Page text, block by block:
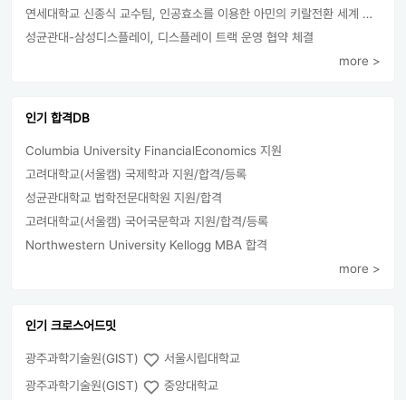
연세대학교 신종식 교수팀, 인공효소를 이용한 아민의 키랄전환 세계 최초로 성공
성균관대-삼성디스플레이, 디스플레이 트랙 운영 협약 체결
more >
인기 합격DB
Columbia University FinancialEconomics 지원
고려대학교(서울캠) 국제학과 지원/합격/등록
성균관대학교 법학전문대학원 지원/합격
고려대학교(서울캠) 국어국문학과 지원/합격/등록
Northwestern University Kellogg MBA 합격
more >
인기 크로스어드밋
광주과학기술원(GIST)
서울시립대학교
광주과학기술원(GIST)
중앙대학교